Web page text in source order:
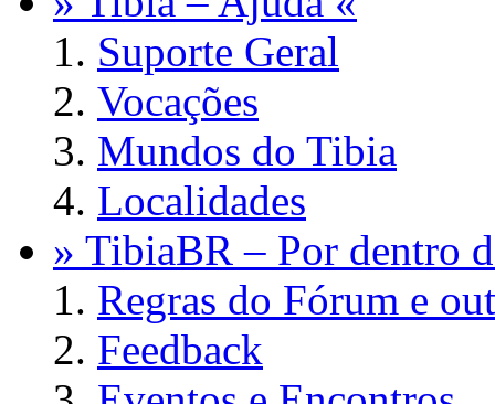
Suporte Geral
Vocações
Mundos do Tibia
Localidades
» TibiaBR – Por dentro
Regras do Fórum e
Feedback